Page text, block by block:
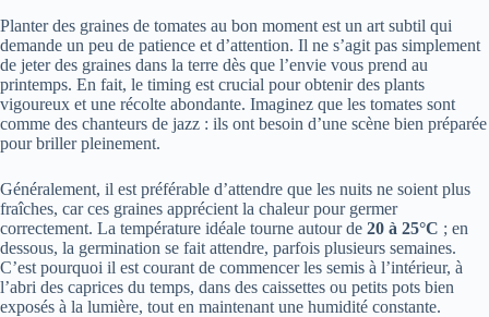
Planter des graines de tomates au bon moment est un art subtil qui
demande un peu de patience et d’attention. Il ne s’agit pas simplement
de jeter des graines dans la terre dès que l’envie vous prend au
printemps. En fait, le timing est crucial pour obtenir des plants
vigoureux et une récolte abondante. Imaginez que les tomates sont
comme des chanteurs de jazz : ils ont besoin d’une scène bien préparée
pour briller pleinement.
Généralement, il est préférable d’attendre que les nuits ne soient plus
fraîches, car ces graines apprécient la chaleur pour germer
correctement. La température idéale tourne autour de 20 à 25°C ; en
dessous, la germination se fait attendre, parfois plusieurs semaines.
C’est pourquoi il est courant de commencer les semis à l’intérieur, à
l’abri des caprices du temps, dans des caissettes ou petits pots bien
exposés à la lumière, tout en maintenant une humidité constante.